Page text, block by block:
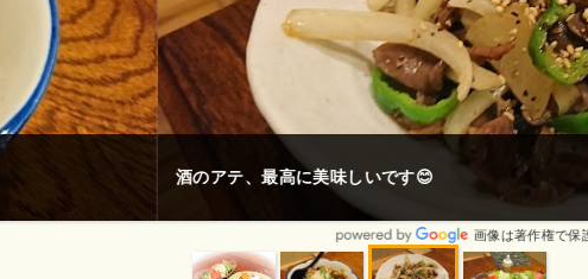
酒のアテ、最高に美味しいです😊
画像は著作権で保護されている場合があります。